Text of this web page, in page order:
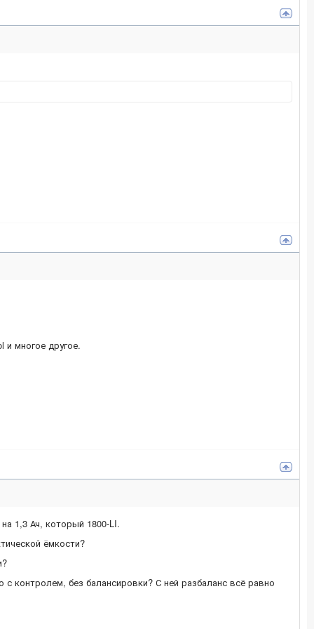
и многое другое.
1,3 Ач, который 1800-LI.
ёмкости?
контролем, без балансировки? С ней разбаланс всё равно